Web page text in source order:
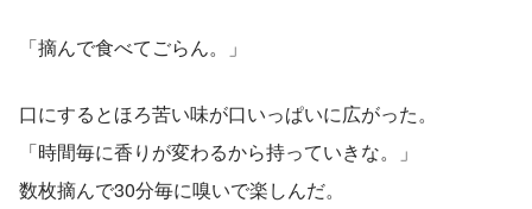
「摘んで食べてごらん。」
口にするとほろ苦い味が口いっぱいに広がった。
「時間毎に香りが変わるから持っていきな。」
数枚摘んで30分毎に嗅いで楽しんだ。